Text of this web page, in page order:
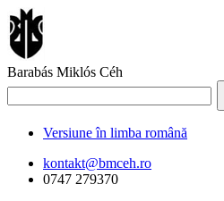
Barabás Miklós Céh
Versiune în limba română
kontakt@bmceh.ro
0747 279370